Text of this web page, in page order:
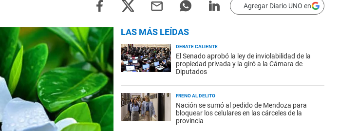
Agregar Diario UNO en
LAS MÁS LEÍDAS
DEBATE CALIENTE
El Senado aprobó la ley de inviolabilidad de la
propiedad privada y la giró a la Cámara de
Diputados
FRENO AL DELITO
Nación se sumó al pedido de Mendoza para
bloquear los celulares en las cárceles de la
provincia